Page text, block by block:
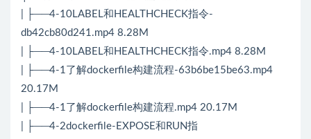
| ├──4-10LABEL和HEALTHCHECK指令-
db42cb80d241.mp4 8.28M
| ├──4-10LABEL和HEALTHCHECK指令.mp4 8.28M
| ├──4-1了解dockerfile构建流程-63b6be15be63.mp4
20.17M
| ├──4-1了解dockerfile构建流程.mp4 20.17M
| ├──4-2dockerfile-EXPOSE和RUN指